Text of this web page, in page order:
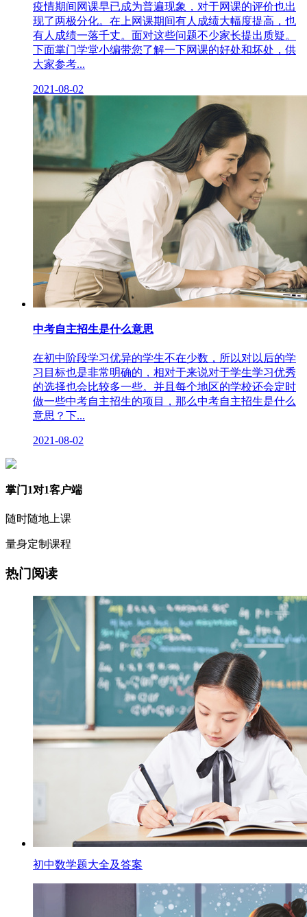
疫情期间网课早已成为普遍现象，对于网课的评价也出
现了两极分化。在上网课期间有人成绩大幅度提高，也
有人成绩一落千丈。面对这些问题不少家长提出质疑。
下面掌门学堂小编带您了解一下网课的好处和坏处，供
大家参考...
2021-08-02
中考自主招生是什么意思
在初中阶段学习优异的学生不在少数，所以对以后的学
习目标也是非常明确的，相对于来说对于学生学习优秀
的选择也会比较多一些。并且每个地区的学校还会定时
做一些中考自主招生的项目，那么中考自主招生是什么
意思？下...
2021-08-02
掌门1对1客户端
随时随地上课
量身定制课程
热门阅读
初中数学题大全及答案